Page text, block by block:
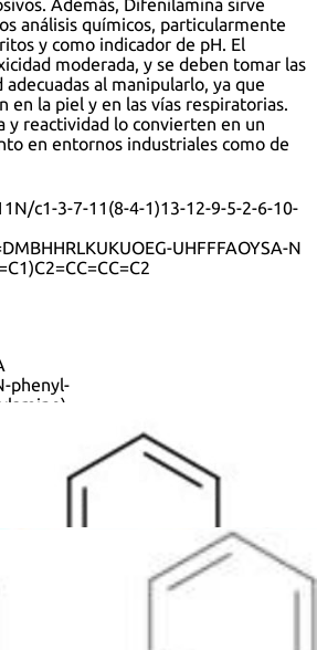
Además, Difenilamina sirve
análisis químicos, particularmente
y como indicador de pH. El
moderada, y se deben tomar las
al manipularlo, ya que
en la piel y en las vías respiratorias.
y reactividad lo convierten en un
en entornos industriales como de
c1-3-7-11(8-4-1)13-12-9-5-2-6-10-
UHFFFAOYSA-N
phenyl-